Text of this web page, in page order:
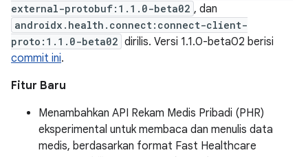
external-protobuf:1.1.0-beta02 , dan
androidx.health.connect:connect-client-
proto:1.1.0-beta02 dirilis. Versi 1.1.0-beta02 berisi
commit ini.
Fitur Baru
Menambahkan API Rekam Medis Pribadi (PHR)
eksperimental untuk membaca dan menulis data
medis, berdasarkan format Fast Healthcare